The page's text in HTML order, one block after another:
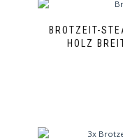
BROTZEIT-
HOLZ